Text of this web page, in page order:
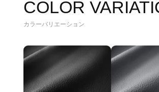
COLOR
カラーバリエーション